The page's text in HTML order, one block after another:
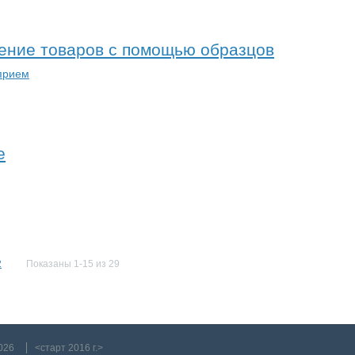
товаров с помощью образцов
Показаны 1-15 из 29
<старт 2016 г.>